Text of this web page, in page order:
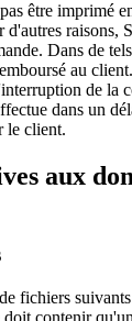
être imprimé
raisons,
Dans de
au
de la
dans un
le client.
aux
fichiers
contenir